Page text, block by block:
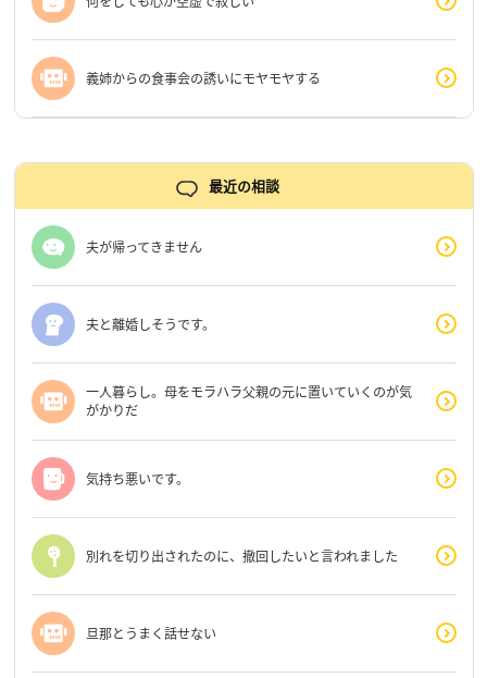
義姉からの食事会の誘いにモヤモヤする
最近の相談
夫が帰ってきません
夫と離婚しそうです。
一人暮らし。母をモラハラ父親の元に置いていくのが気
がかりだ
気持ち悪いです。
別れを切り出されたのに、撤回したいと言われました
旦那とうまく話せない